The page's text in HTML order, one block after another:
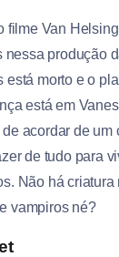
filme Van
nessa produção
está morto e o
está em
acordar de um
de tudo para
Não há
vampiros né?